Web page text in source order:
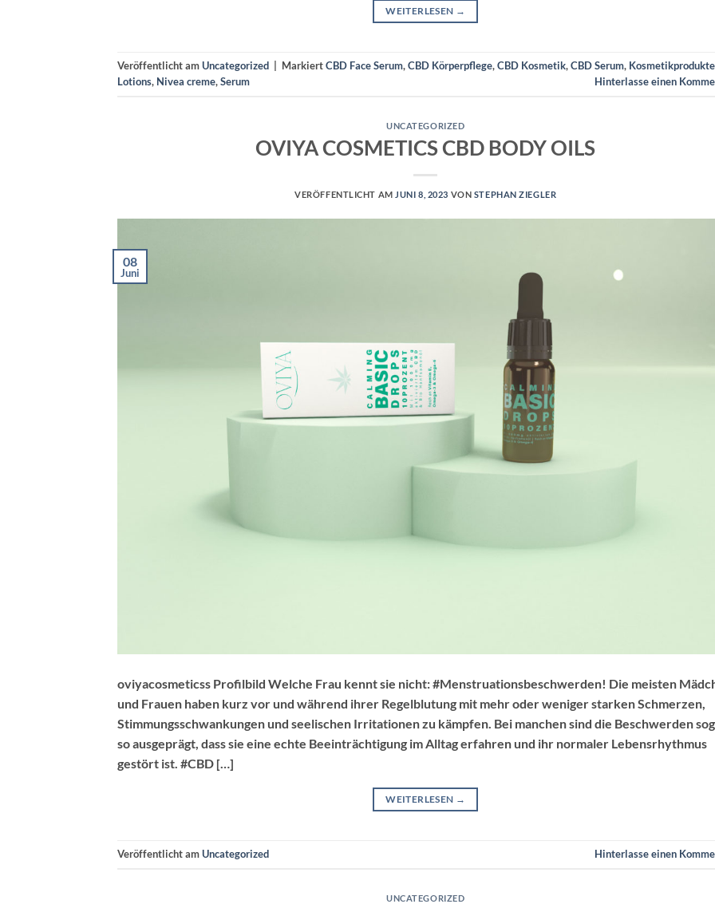
WEITERLESEN →
Veröffentlicht amUncategorized MarkiertCBD Face Serum,CBD Körperpflege,CBD Kosmetik,CBD Serum, Kosmetikprodukte
Lotions, Nivea creme,Serum Hinterlasse einen
UNCATEGORIZED
OVIYA COSMETICS CBD BODY OILS
VERÖFFENTLICHT AM JUNI 8, 2023 VON STEPHAN ZIEGLER
08
Juni
oviyacosmeticss Profilbild Welche Frau kennt sie nicht: #Menstruationsbeschwerden! Die meisten
und Frauen haben kurz vor und während ihrer Regelblutung mit mehr oder weniger starken Schmerzen,
Stimmungsschwankungen und seelischen Irritationen zu kämpfen. Bei manchen sind die Beschwerden
so ausgeprägt, dass sie eine echte Beeinträchtigung im Alltag erfahren und ihr normaler Lebensrhythmus
gestört ist. #CBD […]
WEITERLESEN →
Veröffentlicht amUncategorized Hinterlasse einen
UNCATEGORIZED